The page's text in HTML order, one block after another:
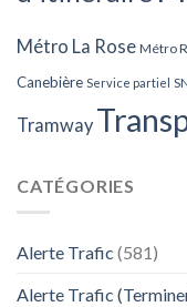
Métro La Rose Métro
Canebière Service partiel
Tramway
CATÉGORIES
Alerte Trafic (581)
Alerte Trafic